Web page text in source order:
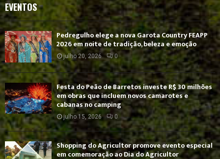
EVENTOS
Pedregulho elege a nova Garota Country FEAPP
2026 em noite de tradição, beleza e emoção
julho 20, 2026 0
Festa do Peão de Barretos investe R$ 30 milhões
em obras que incluem novos camarotes e
cabanas no camping
julho 15, 2026 0
Shopping do Agricultor promove evento especial
em comemoração ao Dia do Agricultor